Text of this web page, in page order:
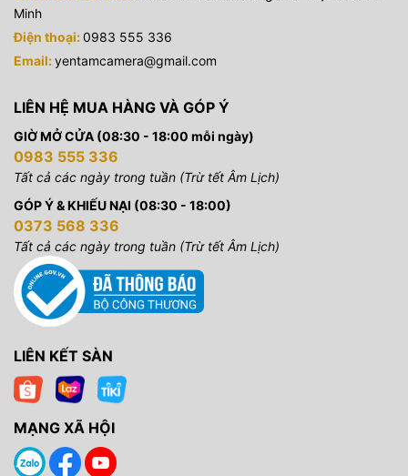
Minh
Điện thoại:0983 555 336
Email:yentamcamera@gmail.com
LIÊN HỆ MUA HÀNG VÀ GÓP Ý
GIỜ MỞ CỬA (08:30 - 18:00 mỗi ngày)
0983 555 336
Tất cả các ngày trong tuần (Trừ tết Âm Lịch)
GÓP Ý & KHIẾU NẠI (08:30 - 18:00)
0373 568 336
Tất cả các ngày trong tuần (Trừ tết Âm Lịch)
LIÊN KẾT SÀN
MẠNG XÃ HỘI